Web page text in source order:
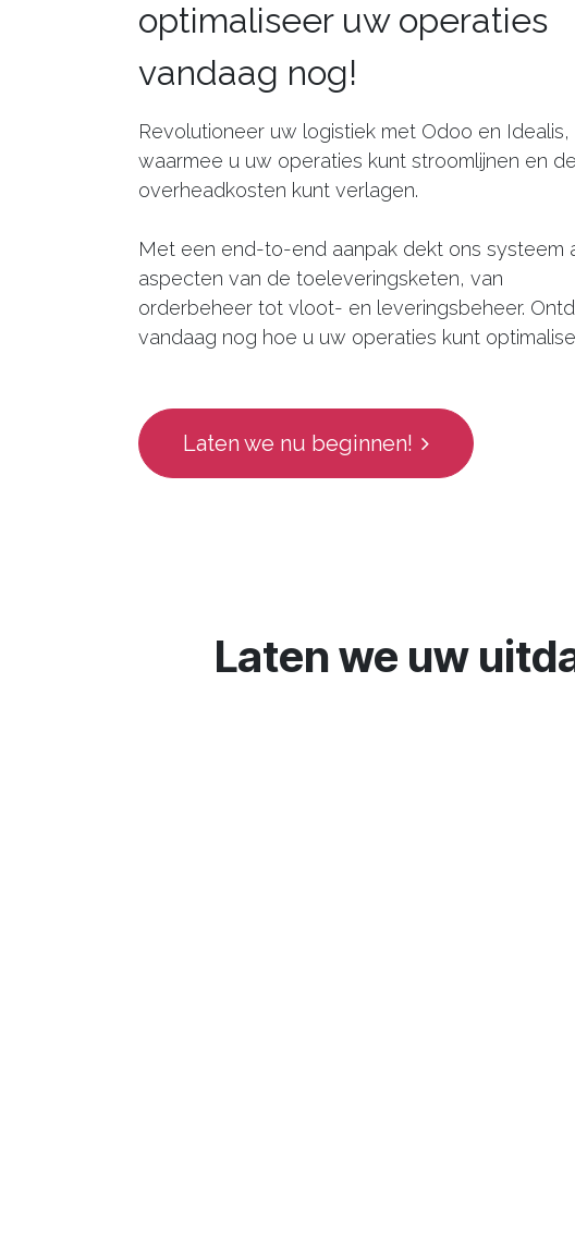
optimaliseer uw operaties
vandaag nog!
Revolutioneer uw logistiek met Odoo en Idealis,
waarmee u uw operaties kunt stroomlijnen en de
overheadkosten kunt verlagen.
Met een end-to-end aanpak dekt ons systeem
aspecten van de toeleveringsketen, van
orderbeheer tot vloot- en leveringsbeheer.
vandaag nog hoe u uw operaties kunt
Laten we nu beginnen!
Laten we uw